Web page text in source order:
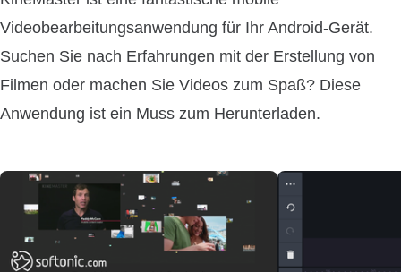
Videobearbeitungsanwendung für Ihr Android-Gerät.
Suchen Sie nach Erfahrungen mit der Erstellung von
Filmen oder machen Sie Videos zum Spaß? Diese
Anwendung ist ein Muss zum Herunterladen.